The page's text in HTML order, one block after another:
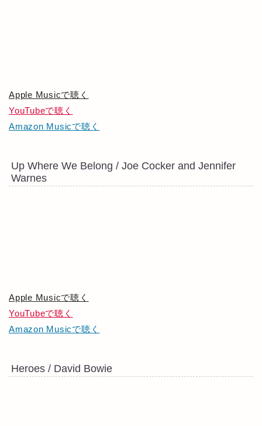
Apple Musicで聴く
YouTubeで聴く
Amazon Musicで聴く
Up Where We Belong / Joe Cocker and Jennifer
Warnes
Apple Musicで聴く
YouTubeで聴く
Amazon Musicで聴く
Heroes / David Bowie